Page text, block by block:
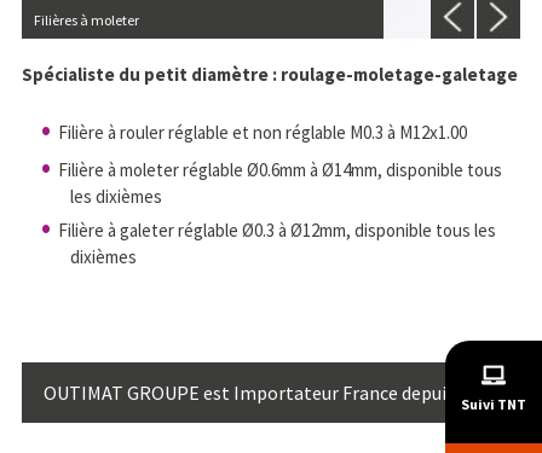
Filières à moleter
Spécialiste du petit diamètre : roulage-moletage-galetage
Filière à rouler réglable et non réglable M0.3 à M12x1.00
Filière à moleter réglable Ø0.6mm à Ø14mm, disponible tous
les dixièmes
Filière à galeter réglable Ø0.3 à Ø12mm, disponible tous les
dixièmes
OUTIMAT GROUPE est Importateur France depuis 2009
Suivi TNT